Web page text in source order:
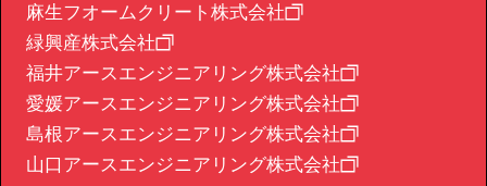
麻生フオームクリート株式会社
緑興産株式会社
福井アースエンジニアリング株式会社
愛媛アースエンジニアリング株式会社
島根アースエンジニアリング株式会社
山口アースエンジニアリング株式会社